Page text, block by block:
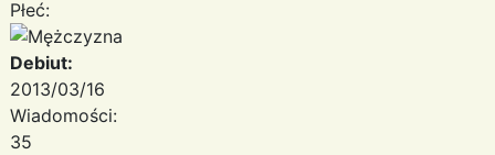
Płeć:
Debiut:
2013/03/16
Wiadomości:
35